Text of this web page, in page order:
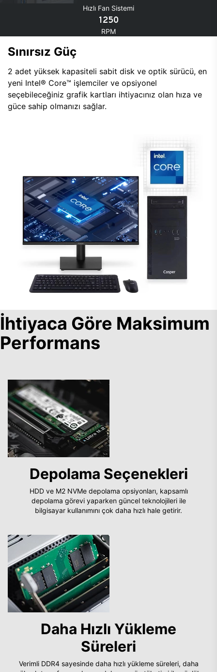
Hızlı Fan Sistemi
1250
RPM
Sınırsız Güç
2 adet yüksek kapasiteli sabit disk ve optik sürücü, en
yeni Intel® Core™ işlemciler ve opsiyonel
seçebileceğiniz grafik kartları ihtiyacınız olan hıza ve
güce sahip olmanızı sağlar.
İhtiyaca Göre Maksimum
Performans
Depolama Seçenekleri
HDD ve M2 NVMe depolama opsiyonları, kapsamlı
depolama görevi yaparken güncel teknolojileri ile
bilgisayar kullanımını çok daha hızlı hale getirir.
Daha Hızlı Yükleme
Süreleri
Verimli DDR4 sayesinde daha hızlı yükleme süreleri, daha